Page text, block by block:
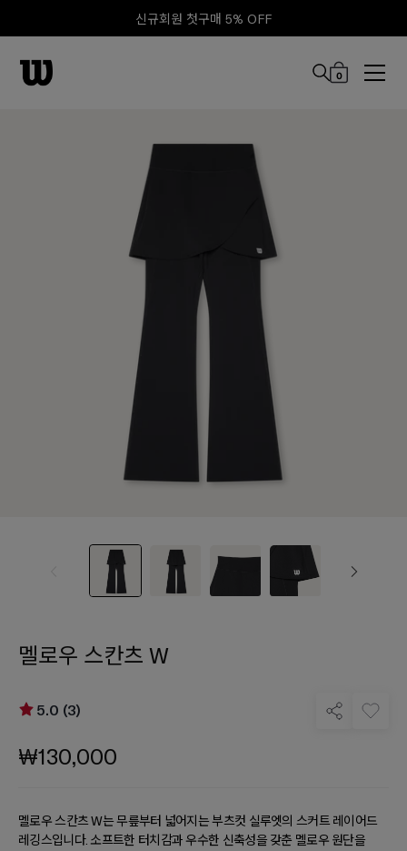
신규회원 첫구매 5% OFF
0
멜로우 스칸츠 W
5.0 (3)
₩130,000
멜로우 스칸츠 W는 무릎부터 넓어지는 부츠컷 실루엣의 스커트 레이어드
레깅스입니다. 소프트한 터치감과 우수한 신축성을 갖춘 멜로우 원단을